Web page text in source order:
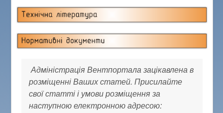
Адміністрація Вентпортала зацікавлена в
розміщенні Ваших статей. Присилайте
свої статті і умови розміщення за
наступною електронною адресою: